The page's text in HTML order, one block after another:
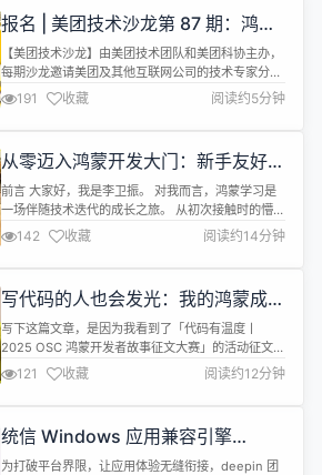
长、一路升级打怪的机会。 当然我本身是一名在技术
路上折腾了十七年的“老司机”，也是一个愿意一直从
零开始学新东西...
报名 | 美团技术沙龙第 87 期：鸿蒙
原生适配与跨端架构演进实践
【美团技术沙龙】由美团技术团队和美团科协主办，
每期沙龙邀请美团及其他互联网公司的技术专家分享
来自一线的实践经验，覆盖各主要技术领域。从
2015年7月举办第一期至今，已经吸引了十万多名工
程师参会。 本期活动由清华大学-美团数字生活联合
间：2025年12月18日（周四）14:00 - 17:30 活动地
址：活动开始...
191 收藏 阅读约5分钟
从零迈入鸿蒙开发大门：新手友好的
全方位入门指南
前言 大家好，我是李卫振。 对我而言，鸿蒙学习是
一场伴随技术迭代的成长之旅。 从初次接触时的懵懂
摸索，到亲历版本迭代的升级，再到站在行业盛会的
现场见证，每一个节点都镌刻着我的技术探索的印
记。对于想要进入鸿蒙开发领域的新手而言，面对陌
觉得鸿蒙开发有着清晰的逻辑架构和便捷的开发工
具，只要找对方法，就能快速开启入门之路...
142 收藏 阅读约14分钟
写代码的人也会发光：我的鸿蒙成长
之路
写下这篇文章，是因为我看到了「代码有温度丨
2025 OSC 鸿蒙开发者故事征文大赛」的活动征文。
作为一名每天和 HarmonyOS 打交道的普通开发
者，我也想把自己的这段成长经历交给这次活动，算
是给一路陪我走过来的同事、社区伙伴和自己一个小
的人也会发光》。 一、从“会写页面”的前端工程师，
到被鸿蒙种下的一颗种子 ...
121 收藏 阅读约12分钟
统信 Windows 应用兼容引擎
V3.4.0 版本发布
为打破平台界限，让应用体验无缝衔接，deepin 团